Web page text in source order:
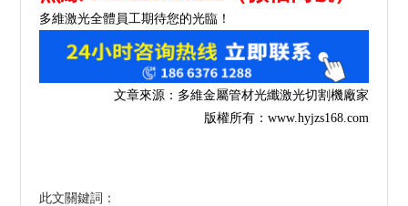
多維激光全體員工期待您的光臨！
文章來源：多維金屬管材光纖激光切割機廠家
版權所有： www.hyjzs168.com
此文關鍵詞：